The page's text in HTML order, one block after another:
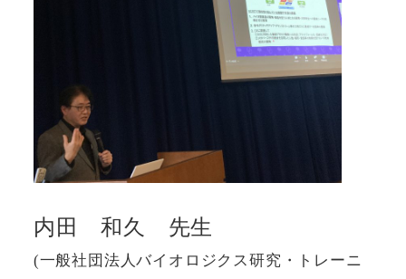
内田 和久 先生
(一般社団法人バイオロジクス研究・トレーニ